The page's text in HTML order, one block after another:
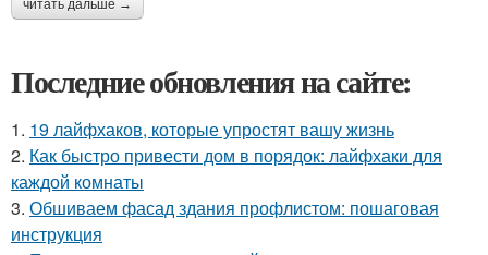
читать дальше →
Последние обновления на сайте:
1. 19 лайфхаков, которые упростят вашу жизнь
2. Как быстро привести дом в порядок: лайфхаки для
каждой комнаты
3. Обшиваем фасад здания профлистом: пошаговая
инструкция